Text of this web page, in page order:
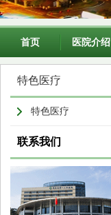
首页 医院介绍
特色医疗
特色医疗
联系我们